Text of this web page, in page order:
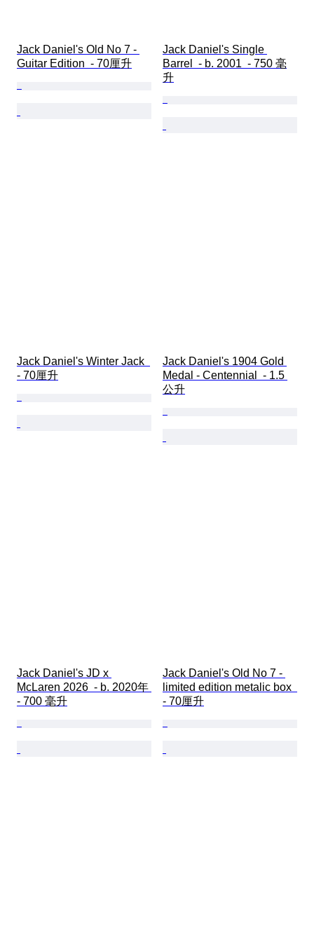
Jack Daniel's Old No 7 -
Guitar Edition  - 70厘升
Jack Daniel's Single
Barrel  - b. 2001  - 750 毫
升
Jack Daniel's Winter Jack
- 70厘升
Jack Daniel's 1904 Gold
Medal - Centennial  - 1.5
公升
Jack Daniel's JD x
McLaren 2026  - b. 2020年
- 700 毫升
Jack Daniel's Old No 7 -
limited edition metalic box
- 70厘升